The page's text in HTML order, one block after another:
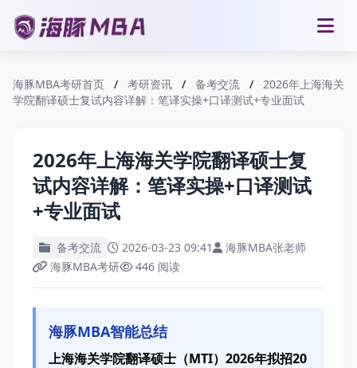
海豚MBA考研首页 / 考研资讯 / 备考交流 /
2026年上海海关
学院翻译硕士复试内容详解：笔译实操+口译测试+专业面试
2026年上海海关学院翻译硕士复
试内容详解：笔译实操+口译测试
+专业面试
备考交流 2026-03-23 09:41
海豚MBA张老师
海豚MBA考研
446 阅读
海豚MBA智能总结
上海海关学院翻译硕士（MTI）2026年拟招20